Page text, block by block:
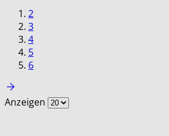
2
3
4
5
6
Anzeigen